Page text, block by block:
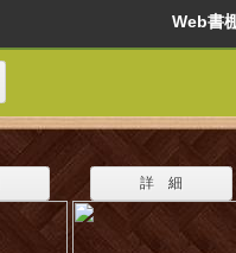
Web
詳 細